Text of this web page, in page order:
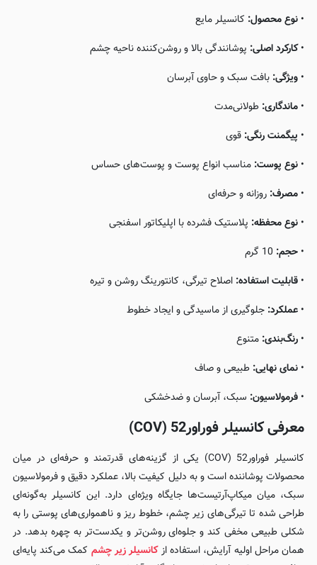
• نوع محصول: کانسیلر مایع
•کارکرد اصلی: پوشانندگی بالا و روشن‌کننده ناحیه چشم
• ویژگی: بافت سبک و حاوی آبرسان
• ماندگاری: طولانی‌مدت
• پیگمنت رنگی: قوی
• نوع پوست: مناسب انواع پوست و پوست‌های حساس
• مصرف: روزانه و حرفه‌ای
• نوع محفظه: پلاستیک فشرده با اپلیکاتور اسفنجی
• حجم:
• قابلیت استفاده: اصلاح تیرگی، کانتورینگ روشن و تیره
• عملکرد: جلوگیری از ماسیدگی و ایجاد خطوط
• رنگ‌بندی: متنوع
• نمای نهایی: طبیعی و صاف
• فرمولاسیون: سبک، آبرسان و ضدخشکی
معرفی کانسیلر فوراور52 (COV)
کانسیلر فوراور52 (COV) یکی از گزینه‌های قدرتمند و حرفه‌ای در میان
محصولات پوشاننده است و به دلیل کیفیت بالا، عملکرد دقیق و فرمولاسیون
سبک، میان میکاپ‌آرتیست‌ها جایگاه ویژه‌ای دارد. این کانسیلر به‌گونه‌ای
طراحی شده تا تیرگی‌های زیر چشم، خطوط ریز و ناهمواری‌های پوستی را به
شکلی طبیعی مخفی کند و جلوه‌ای روشن‌تر و یکدست‌تر به چهره بدهد. در
همان مراحل اولیه آرایش، استفاده ازکانسیلر زیر چشم کمک می‌کند پایه‌ای